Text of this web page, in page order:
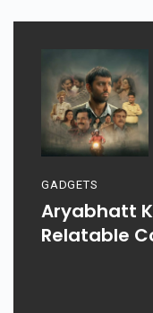
GADGETS
Aryabhatt
Relatable